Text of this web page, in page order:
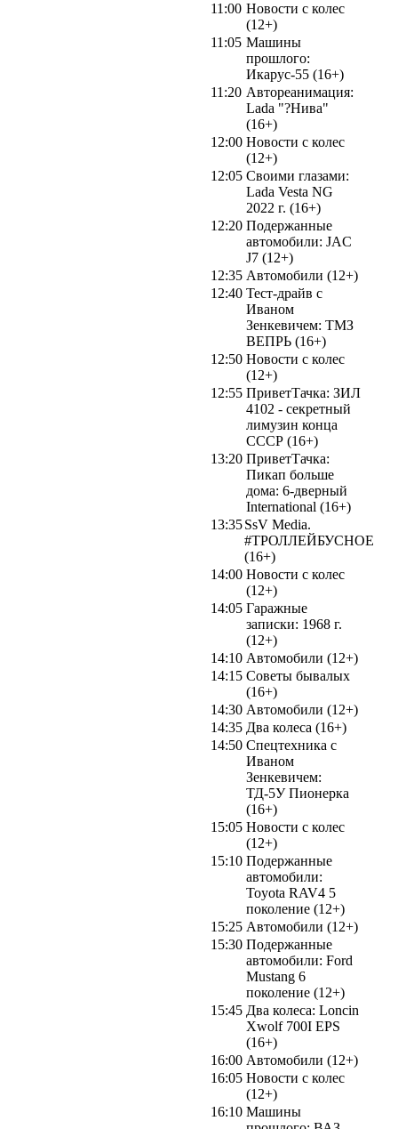
11:00 Новости с колес
(12+)
11:05 Машины
прошлого:
Икарус-55 (16+)
11:20 Автореанимация:
Lada "?Нива"
(16+)
12:00 Новости с колес
(12+)
12:05 Своими глазами:
Lada Vesta NG
2022 г. (16+)
12:20 Подержанные
автомобили: JAC
J7 (12+)
12:35 Автомобили (12+)
12:40 Тест-драйв с
Иваном
Зенкевичем: ТМЗ
ВЕПРЬ (16+)
12:50 Новости с колес
(12+)
12:55 ПриветТачка: ЗИЛ
4102 - секретный
лимузин конца
СССР (16+)
13:20 ПриветТачка:
Пикап больше
дома: 6-дверный
International (16+)
13:35SsV Media.
#ТРОЛЛЕЙБУСНОЕ
(16+)
14:00 Новости с колес
(12+)
14:05 Гаражные
записки: 1968 г.
(12+)
14:10 Автомобили (12+)
14:15 Советы бывалых
(16+)
14:30 Автомобили (12+)
14:35 Два колеса (16+)
14:50 Спецтехника с
Иваном
Зенкевичем:
ТД-5У Пионерка
(16+)
15:05 Новости с колес
(12+)
15:10 Подержанные
автомобили:
Toyota RAV4 5
поколение (12+)
15:25 Автомобили (12+)
15:30 Подержанные
автомобили: Ford
Mustang 6
поколение (12+)
15:45 Два колеса: Loncin
Xwolf 700I EPS
(16+)
16:00 Автомобили (12+)
16:05 Новости с колес
(12+)
16:10 Машины